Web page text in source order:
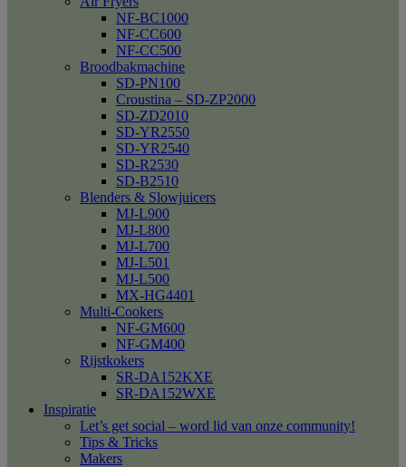
NF-BC1000
NF-CC600
NF-CC500
Broodbakmachine
SD-PN100
Croustina – SD-ZP2000
SD-ZD2010
SD-YR2550
SD-YR2540
SD-R2530
SD-B2510
Blenders & Slowjuicers
MJ-L900
MJ-L800
MJ-L700
MJ-L501
MJ-L500
MX-HG4401
Multi-Cookers
NF-GM600
NF-GM400
Rijstkokers
SR-DA152KXE
SR-DA152WXE
Inspiratie
Let’s get social – word lid van onze community!
Tips & Tricks
Makers